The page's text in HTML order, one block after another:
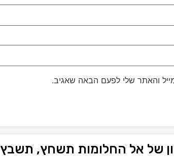
והאתר שלי לפעם הבאה שאגיב.
של אל החלומות תשחץ, תשבץ